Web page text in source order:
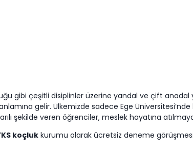
gibi çeşitli disiplinler üzerine yandal ve çift anadal
gelir. Ülkemizde sadece Ege
şekilde veren öğrenciler, meslek hayatına
koçluk kurumu olarak ücretsiz deneme